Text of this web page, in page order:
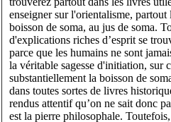
enseigner sur l'orientalisme, partout
boisson de soma, au jus de soma.
d'explications riches d’esprit se
parce que les humains ne sont
la véritable sagesse d'initiation, sur
substantiellement la boisson de
dans toutes sortes de livres
rendus attentif qu’on ne sait donc
est la pierre philosophale.